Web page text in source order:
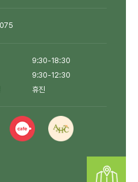
9:30-18:30
9:30-12:30
휴진